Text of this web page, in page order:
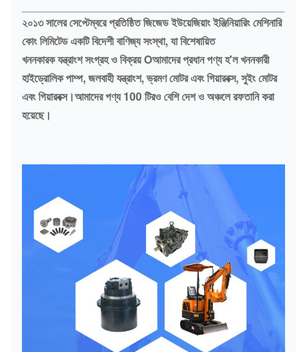
২০১৩ সালের সেপ্টেম্বরে প্রতিষ্ঠিত জিজেড ইউয়েজিয়াং ইঞ্জিনিয়ারিং মেশিনারি
কোং লিমিটেড একটি বিদেশী বাণিজ্য সংস্থা, যা বিশেষায়িত
খননকারক যন্ত্রাংশ সংগ্রহ ও বিক্রয় Oআমাদের প্রধান পণ্য হ'ল খননকারী
হাইড্রোলিক পাম্প, জলবাহী যন্ত্রাংশ, ভ্রমণ মোটর এবং গিয়ারবক্স, সুইং মোটর
এবং গিয়ারবক্স।আমাদের পণ্য 100 টিরও বেশি দেশ ও অঞ্চলে রফতানি করা
হয়েছে।